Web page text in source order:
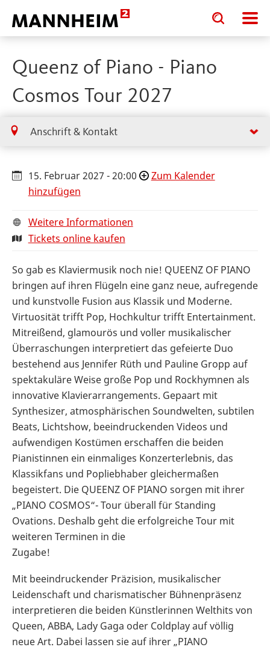
Toggle
search
input
Toggle
search
input
Queenz of Piano - Piano
Cosmos Tour 2027
Anschrift & Kontakt
15. Februar 2027 - 20:00
Zum Kalender
hinzufügen
Weitere Informationen
Tickets online kaufen
So gab es Klaviermusik noch nie! QUEENZ OF PIANO
bringen auf ihren Flügeln eine ganz neue, aufregende
und kunstvolle Fusion aus Klassik und Moderne.
Virtuosität trifft Pop, Hochkultur trifft Entertainment.
Mitreißend, glamourös und voller musikalischer
Überraschungen interpretiert das gefeierte Duo
bestehend aus Jennifer Rüth und Pauline Gropp auf
spektakuläre Weise große Pop und Rockhymnen als
innovative Klavierarrangements. Gepaart mit
Synthesizer, atmosphärischen Soundwelten, subtilen
Beats, Lichtshow, beeindruckenden Videos und
aufwendigen Kostümen erschaffen die beiden
Pianistinnen ein einmaliges Konzerterlebnis, das
Klassikfans und Popliebhaber gleichermaßen
begeistert. Die QUEENZ OF PIANO sorgen mit ihrer
„PIANO COSMOS“- Tour überall für Standing
Ovations. Deshalb geht die erfolgreiche Tour mit
weiteren Terminen in die
Zugabe!
Mit beeindruckender Präzision, musikalischer
Leidenschaft und charismatischer Bühnenpräsenz
interpretieren die beiden Künstlerinnen Welthits von
Queen, ABBA, Lady Gaga oder Coldplay auf völlig
neue Art. Dabei lassen sie auf ihrer „PIANO